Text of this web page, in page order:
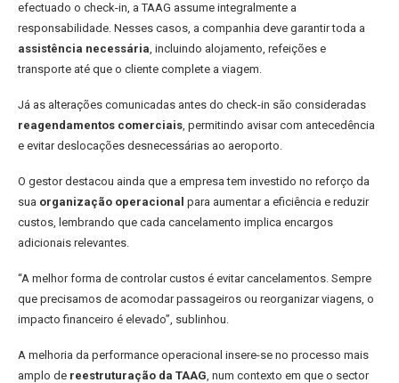
efectuado o check-in, a TAAG assume integralmente a
responsabilidade. Nesses casos, a companhia deve garantir toda a
assistência necessária, incluindo alojamento, refeições e
transporte até que o cliente complete a viagem.
Já as alterações comunicadas antes do check-in são consideradas
reagendamentos comerciais, permitindo avisar com antecedência
e evitar deslocações desnecessárias ao aeroporto.
O gestor destacou ainda que a empresa tem investido no reforço da
sua organização operacional para aumentar a eficiência e reduzir
custos, lembrando que cada cancelamento implica encargos
adicionais relevantes.
“A melhor forma de controlar custos é evitar cancelamentos. Sempre
que precisamos de acomodar passageiros ou reorganizar viagens, o
impacto financeiro é elevado”, sublinhou.
A melhoria da performance operacional insere-se no processo mais
amplo de reestruturação da TAAG, num contexto em que o sector